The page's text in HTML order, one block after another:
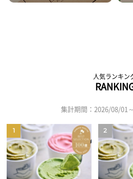
人気ランキン
集計期間：2026/08/01
1 2